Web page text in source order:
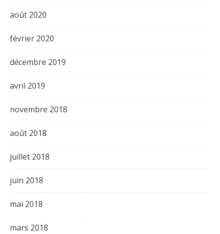
août 2020
février 2020
décembre 2019
avril 2019
novembre 2018
août 2018
juillet 2018
juin 2018
mai 2018
mars 2018